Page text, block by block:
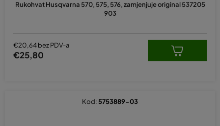
Rukohvat Husqvarna 570, 575, 576, zamjenjuje original 537205
903
€20,64 bez PDV-a
€25,80
Kod: 5753889-03